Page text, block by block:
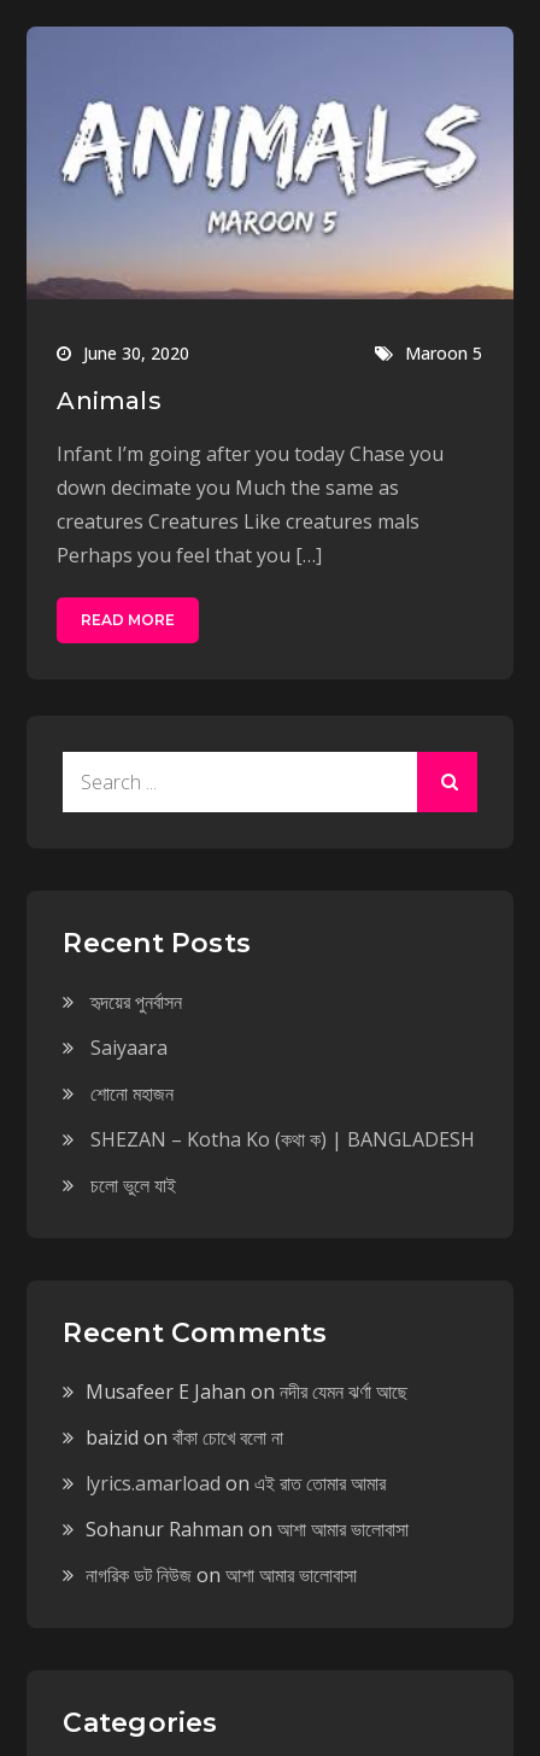
June 30, 2020 Maroon 5
Animals
Infant I’m going after you today Chase you
down decimate you Much the same as
creatures Creatures Like creatures mals
Perhaps you feel that you […]
READ MORE
Recent Posts
হৃদয়ের পুনর্বাসন
Saiyaara
শোনো মহাজন
SHEZAN – Kotha Ko (কথা ক) | BANGLADESH
চলো ভুলে যাই
Recent Comments
Musafeer E Jahan onনদীর যেমন ঝর্ণা আছে
baizid onবাঁকা চোখে বলো না
lyrics.amarload onএই রাত তোমার আমার
Sohanur Rahman onআশা আমার ভালোবাসা
নাগরিক ডট নিউজonআশা আমার ভালোবাসা
Categories